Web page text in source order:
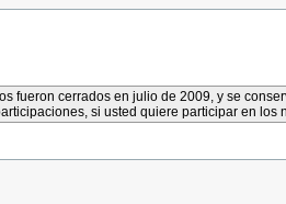
fueron cerrados en julio de 2009, y se
si usted quiere participar en los